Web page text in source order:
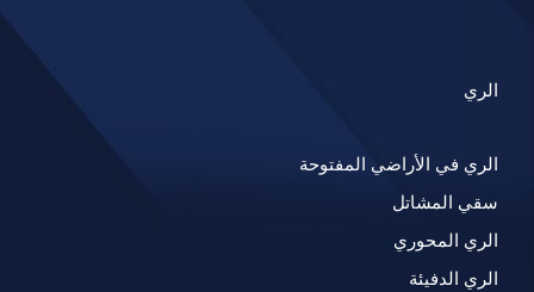
الري
الري في الأراضي المفتوحة
سقي المشاتل
الري المحوري
الري الدفيئة